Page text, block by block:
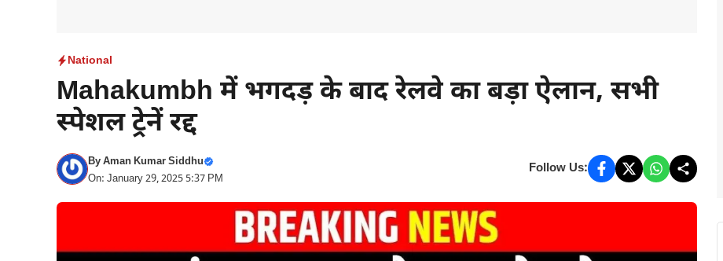
National
Mahakumbh में भगदड़ के बाद रेलवे का बड़ा ऐलान, सभी
स्पेशल ट्रेनें रद्द
ByAman Kumar Siddhu
On: January 29, 2025 5:37 PM
Follow Us: